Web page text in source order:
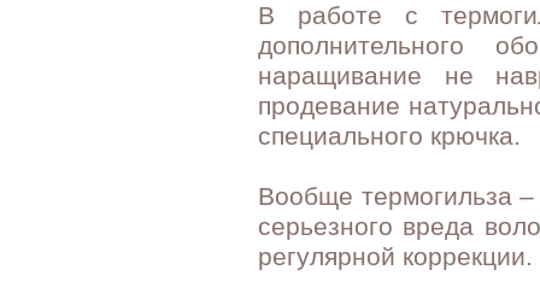
В работе с
дополнительного
наращивание не
продевание
специального крючка.
Вообще термогильза
серьезного вреда
регулярной коррекции.